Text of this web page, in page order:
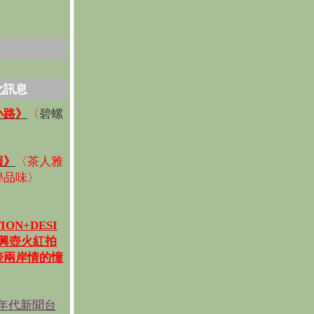
訊息
》 〈碧螺
〈茶人雅
味〉
壺火紅拍
岸情的憧
代新聞台